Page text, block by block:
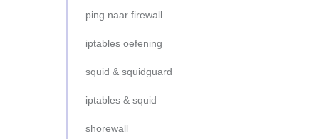
ping naar firewall
iptables oefening
squid & squidguard
iptables & squid
shorewall